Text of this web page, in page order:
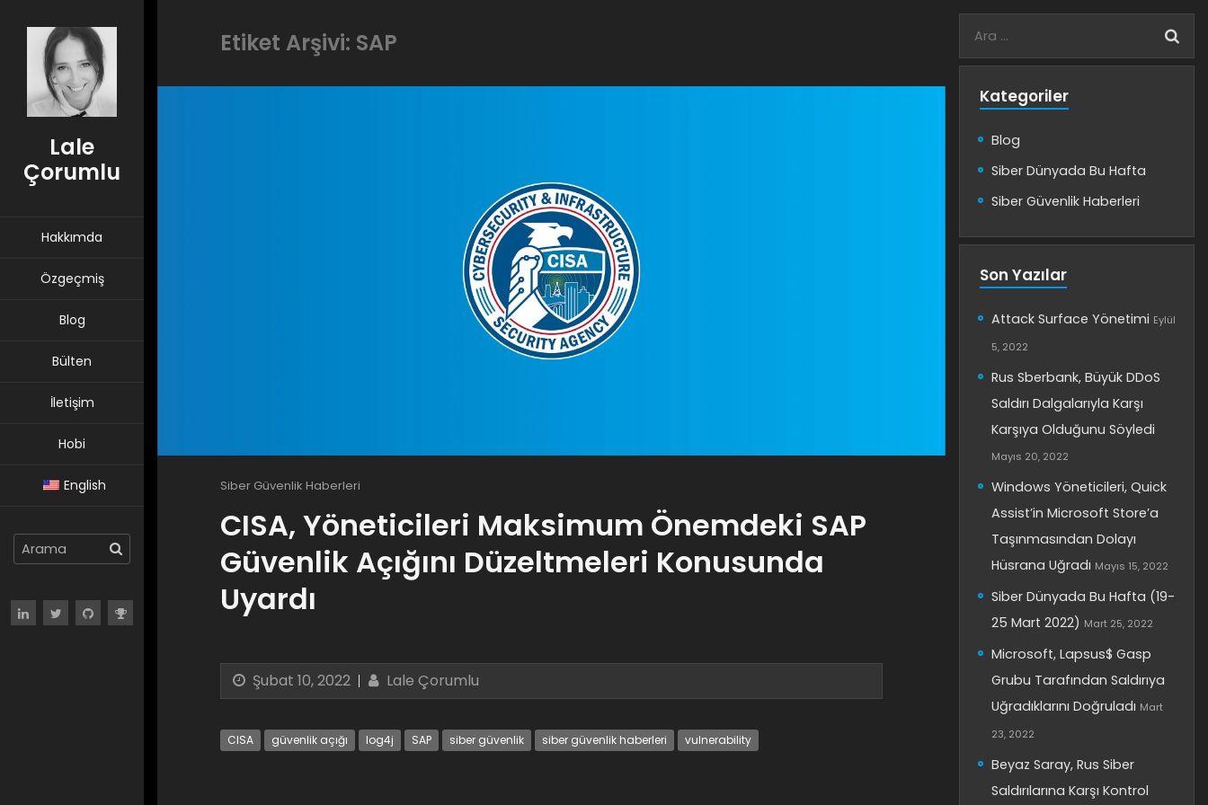
Lale
Çorumlu
Hakkımda
Özgeçmiş
Blog
Bülten
İletişim
Hobi
English
Etiket Arşivi: SAP
Siber Güvenlik Haberleri
CISA, Yöneticileri Maksimum Önemdeki SAP
Güvenlik Açığını Düzeltmeleri Konusunda
Uyardı
Şubat 10, 2022 Lale Çorumlu
CISA güvenlik açığı log4j SAP siber güvenlik siber güvenlik haberleri vulnerability
Kategoriler
Blog
Siber Dünyada Bu Hafta
Siber Güvenlik Haberleri
Son Yazılar
Attack Surface Yönetimi Eylül
5, 2022
Rus Sberbank, Büyük DDoS
Saldırı Dalgalarıyla Karşı
Karşıya Olduğunu Söyledi
Mayıs 20, 2022
Windows Yöneticileri, Quick
Assist’in Microsoft Store’a
Taşınmasından Dolayı
Hüsrana Uğradı Mayıs 15, 2022
Siber Dünyada Bu Hafta (19-
25 Mart 2022) Mart 25, 2022
Microsoft, Lapsus$ Gasp
Grubu Tarafından Saldırıya
Uğradıklarını Doğruladı Mart
23, 2022
Beyaz Saray, Rus Siber
Saldırılarına Karşı Kontrol